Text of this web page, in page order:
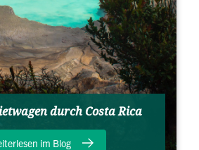
durch Costa Rica
im Blog